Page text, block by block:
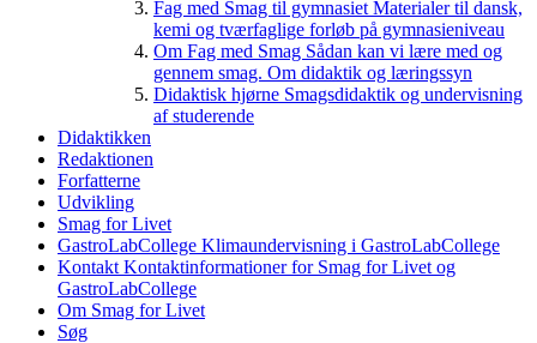
Fag med Smag til gymnasiet Materialer til dansk,
kemi og tværfaglige forløb på gymnasieniveau
Om Fag med Smag Sådan kan vi lære med og
gennem smag. Om didaktik og læringssyn
Didaktisk hjørne Smagsdidaktik og undervisning
af studerende
Didaktikken
Redaktionen
Forfatterne
Udvikling
Smag for Livet
GastroLabCollege Klimaundervisning i GastroLabCollege
Kontakt Kontaktinformationer for Smag for Livet og
GastroLabCollege
Om Smag for Livet
Søg